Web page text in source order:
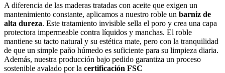
A diferencia de las maderas tratadas con aceite que exigen un
mantenimiento constante, aplicamos a nuestro roble un barniz de
alta dureza. Este tratamiento invisible sella el poro y crea una capa
protectora impermeable contra líquidos y manchas. El roble
mantiene su tacto natural y su estética mate, pero con la tranquilidad
de que un simple paño húmedo es suficiente para su limpieza diaria.
Además, nuestra producción bajo pedido garantiza un proceso
sostenible avalado por la certificación FSC